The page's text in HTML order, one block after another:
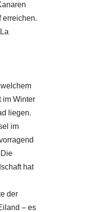
erreichen.
im Winter
liegen.
im
hat
der
– es